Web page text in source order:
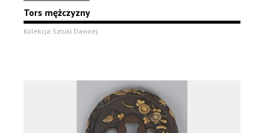
Tors mężczyzny
Kolekcja Sztuki Dawnej